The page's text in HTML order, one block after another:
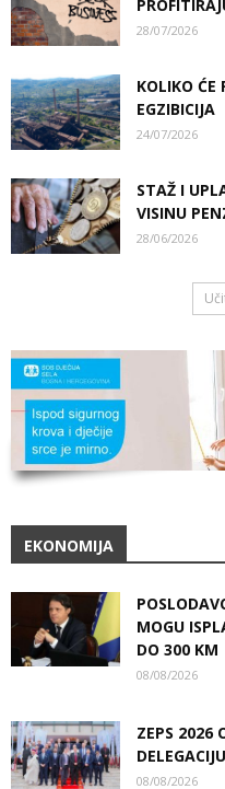
28/07/2026
KOLIKO ĆE
EGZIBICIJA
24/07/2026
STAŽ I
VISINU
28/06/2026
EKONOMIJA
MOGU
DO 300 KM
08/08/2026
ZEPS 2026
08/08/2026